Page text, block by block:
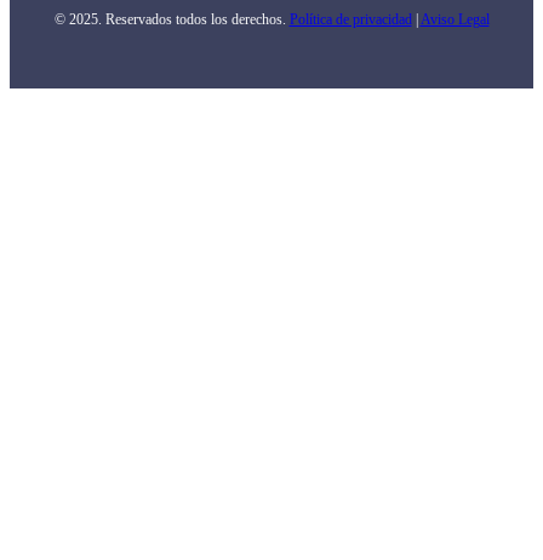
© 2025. Reservados todos los derechos. Política de privacidad| Aviso Legal